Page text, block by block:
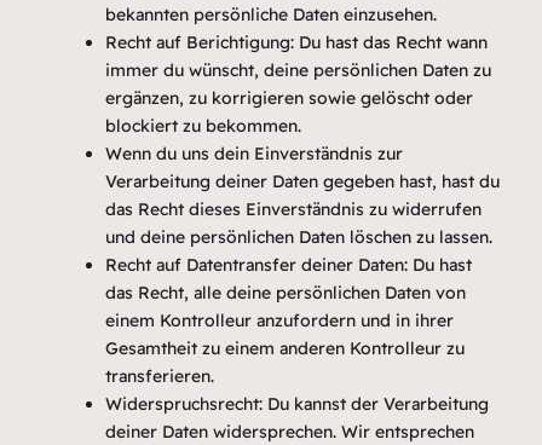
bekannten persönliche Daten einzusehen.
Recht auf Berichtigung: Du hast das Recht wann
immer du wünscht, deine persönlichen Daten zu
ergänzen, zu korrigieren sowie gelöscht oder
blockiert zu bekommen.
Wenn du uns dein Einverständnis zur
Verarbeitung deiner Daten gegeben hast, hast du
das Recht dieses Einverständnis zu widerrufen
und deine persönlichen Daten löschen zu lassen.
Recht auf Datentransfer deiner Daten: Du hast
das Recht, alle deine persönlichen Daten von
einem Kontrolleur anzufordern und in ihrer
Gesamtheit zu einem anderen Kontrolleur zu
transferieren.
Widerspruchsrecht: Du kannst der Verarbeitung
deiner Daten widersprechen. Wir entsprechen